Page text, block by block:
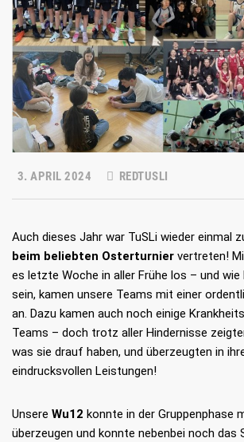
3. APRIL 2024 REDTUSLI
Auch dieses Jahr war TuSLi wieder einmal
beim beliebten Osterturnier vertreten!
es letzte Woche in aller Frühe los – und
sein, kamen unsere Teams mit einer
an. Dazu kamen auch noch einige
Teams – doch trotz aller Hindernisse
was sie drauf haben, und überzeugten in
eindrucksvollen Leistungen!
Unsere Wu12 konnte in der Gruppenphase
überzeugen und konnte nebenbei noch das